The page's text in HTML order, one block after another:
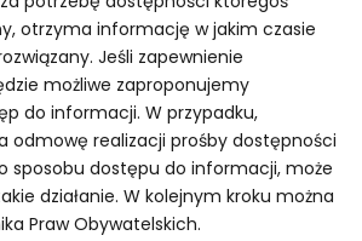
otrzyma informację w jakim czasie
Jeśli zapewnienie
możliwe zaproponujemy
do informacji. W przypadku,
odmowę realizacji prośby dostępności
sposobu dostępu do informacji, może
działanie. W kolejnym kroku można
Praw Obywatelskich.